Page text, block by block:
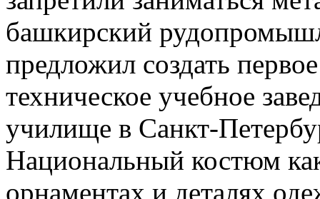
башкирский
предложил создать
техническое учебное
училище в Санкт-
Национальный костюм
орнаментах и деталях